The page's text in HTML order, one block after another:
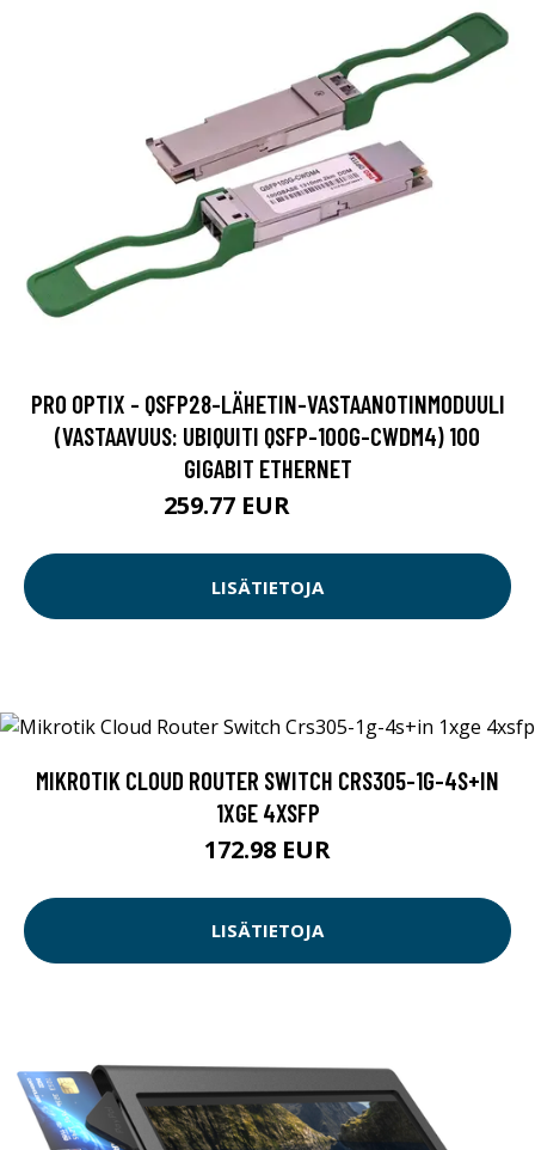
PRO OPTIX - QSFP28-LÄHETIN-VASTAANOTINMODUULI
(VASTAAVUUS: UBIQUITI QSFP-100G-CWDM4) 100
GIGABIT ETHERNET
259.77 EUR
LISÄTIETOJA
MIKROTIK CLOUD ROUTER SWITCH CRS305-1G-4S+IN
1XGE 4XSFP
172.98 EUR
LISÄTIETOJA